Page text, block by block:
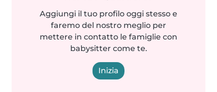
Aggiungi il tuo profilo oggi stesso e
faremo del nostro meglio per
mettere in contatto le famiglie con
babysitter come te.
Inizia